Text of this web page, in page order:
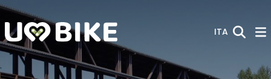
ITA